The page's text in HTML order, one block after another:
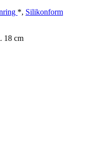
*, Silikonform
18 cm